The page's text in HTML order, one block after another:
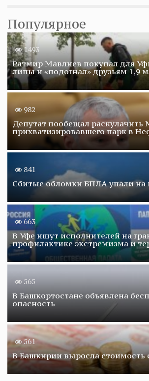
Популярное
1493
Ратмир Мавлиев покупал для
липы и «подогнал» друзьям 1,9
982
Депутат пообещал раскулачить
прихватизировавшего парк в
841
Сбитые обломки БПЛА упали на
663
В Уфе ищут исполнителей на
профилактике экстремизма и
565
В Башкортостане объявлена
опасность
561
В Башкирии выросла